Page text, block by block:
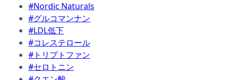
#Nordic Naturals
#グルコマンナン
#LDL低下
#コレステロール
#トリプトファン
#セロトニン